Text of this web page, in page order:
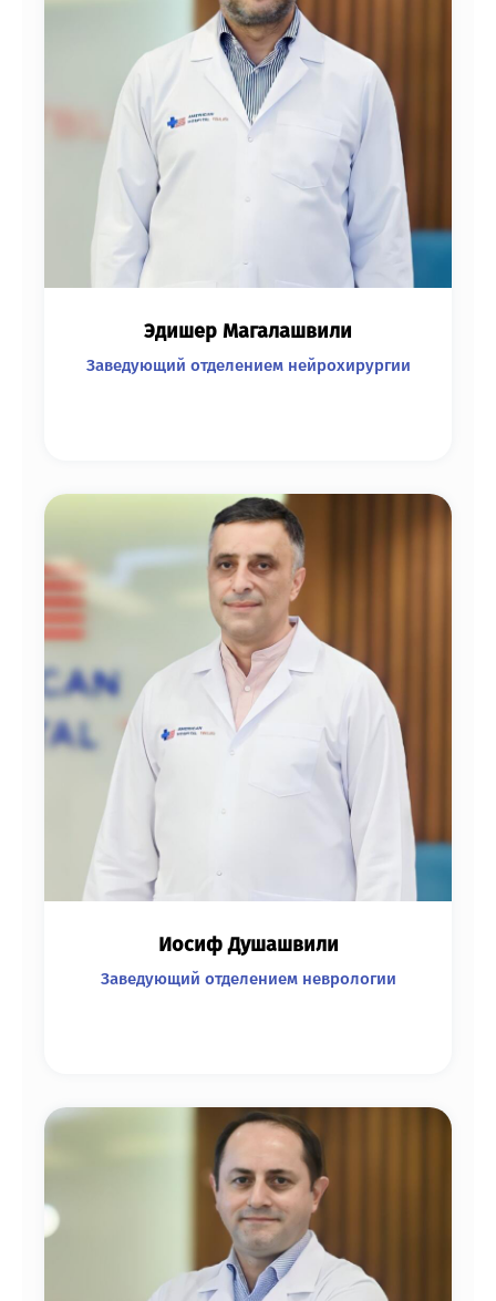
Эдишер Магалашвили
Заведующий отделением нейрохирургии
Иосиф Душашвили
Заведующий отделением неврологии